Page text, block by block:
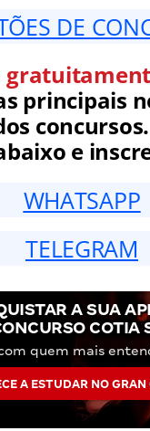
DE
principais
e
WHATSAPP
TELEGRAM
A SUA
COTIA
quem mais
A ESTUDAR NO GRAN